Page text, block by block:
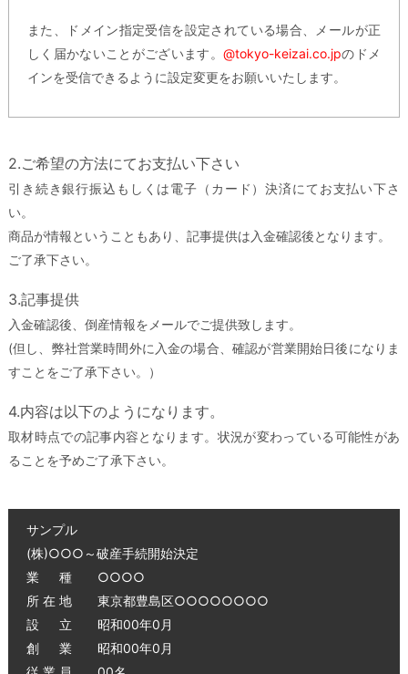
また、ドメイン指定受信を設定されている場合、メールが正
しく届かないことがございます。@tokyo-keizai.co.jpのドメ
インを受信できるように設定変更をお願いいたします。
2.ご希望の方法にてお支払い下さい
引き続き銀行振込もしくは電子（カード）決済にてお支払い下さ
い。
商品が情報ということもあり、記事提供は入金確認後となります。
ご了承下さい。
3.記事提供
入金確認後、倒産情報をメールでご提供致します。
(但し、弊社営業時間外に入金の場合、確認が営業開始日後になりま
すことをご了承下さい。）
4.内容は以下のようになります。
取材時点での記事内容となります。状況が変わっている可能性があ
ることを予めご了承下さい。
サンプル
(株)○○○～破産手続開始決定
業 種 ○○○○
所 在 地 東京都豊島区○○○○○○○○
設 立 昭和00年0月
創 業 昭和00年0月